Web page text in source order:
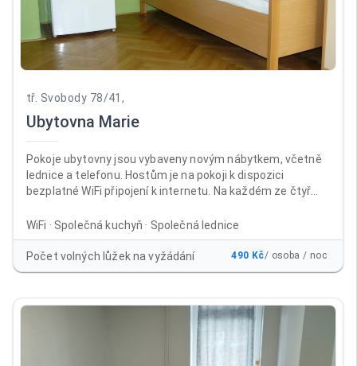
tř. Svobody 78/41,
Ubytovna Marie
Pokoje ubytovny jsou vybaveny novým nábytkem, včetně
lednice a telefonu. Hostům je na pokoji k dispozici
bezplatné WiFi připojení k internetu. Na každém ze čtyř
suterénu ubytovny je umístěna společenská místnost s
velkoplošnou televizí, sprchy, WC a kuchyň s jídelnou, kde si
mohou ubytovaní připravit v mikrovlnných troubách nebo
na sporácích jídlo po celý den. Mimo kuřárny na balkonech
pondělí až pátek od 12:00 do 17:00, v sobotu a neděli od
14:00 do 18:00. Ubytováváme od 14:00, jinak předchozí
WiFi · Společná kuchyň · Společná lednice
Počet volných lůžek na vyžádání 490 Kč/ osoba / noc